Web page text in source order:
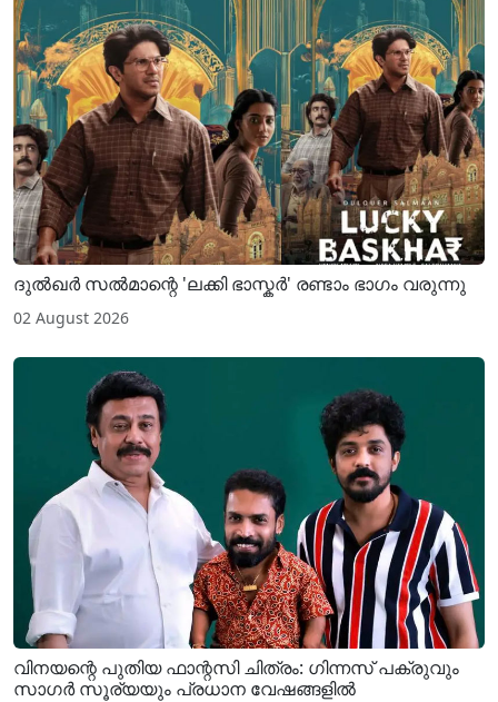
ദുൽഖർ സൽമാന്റെ 'ലക്കി ഭാസ്കർ' രണ്ടാം ഭാഗം വരുന്നു
02 August 2026
വിനയന്റെ പുതിയ ഫാന്റസി ചിത്രം: ഗിന്നസ് പക്രുവും
സാഗർ സൂര്യയും പ്രധാന വേഷങ്ങളിൽ